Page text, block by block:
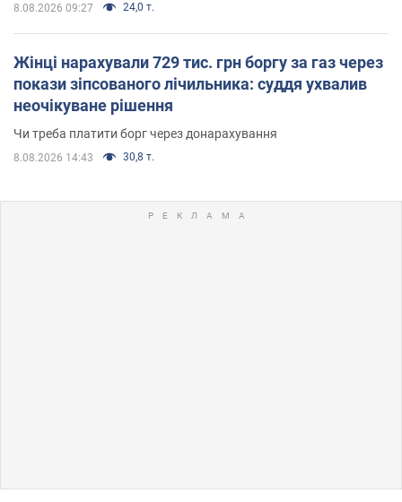
8.08.2026 09:27 24,0 т.
Жінці нарахували 729 тис. грн боргу за газ через
покази зіпсованого лічильника: суддя ухвалив
неочікуване рішення
Чи треба платити борг через донарахування
8.08.2026 14:43 30,8 т.